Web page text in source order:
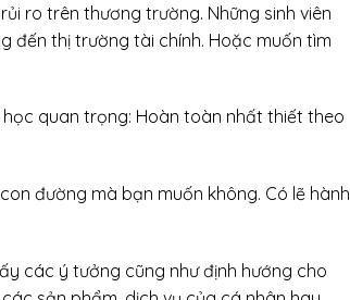
ro trên thương trường. Những sinh viên
đến thị trường tài chính. Hoặc muốn tìm
quan trọng: Hoàn toàn nhất thiết theo
đường mà bạn muốn không. Có lẽ hành
các ý tưởng cũng như định hướng cho